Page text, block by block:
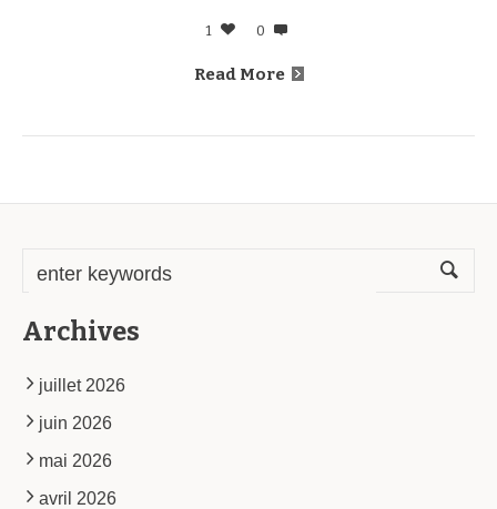
1 0
Read More
Archives
juillet 2026
juin 2026
mai 2026
avril 2026